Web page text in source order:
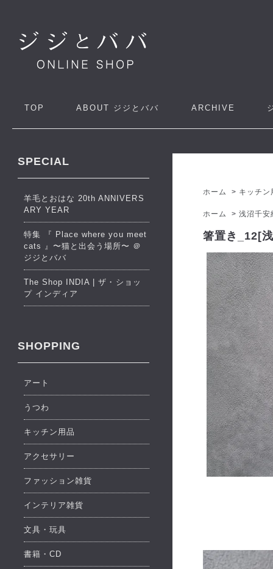
TOP ABOUT ジジとババ ARCHIVE
ホーム > キッチン
ホーム >浅沼千安
箸置き_12[
SPECIAL
羊毛とおはな 20th ANNIVERS
ARY YEAR
特集 『 Place where you meet
cats 』〜猫と出会う場所〜 ＠
ジジとババ
The Shop INDIA | ザ・ショッ
プ インディア
SHOPPING
アート
うつわ
キッチン用品
アクセサリー
ファッション雑貨
インテリア雑貨
文具・玩具
書籍・CD